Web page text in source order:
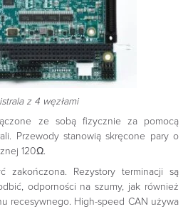
z 4 węzłami
ze sobą fizycznie za pomocą
Przewody stanowią skręcone pary o
120Ω.
zakończona. Rezystory terminacji są
odporności na szumy, jak również
recesywnego. High-speed CAN używa